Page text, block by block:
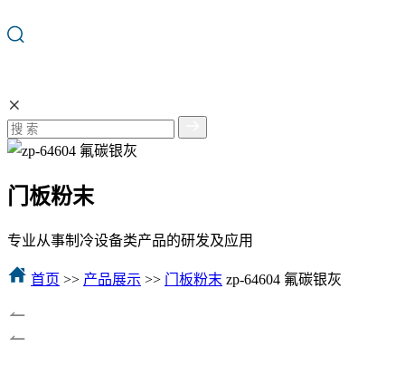
门板粉末
专业从事制冷设备类产品的研发及应用
首页 >> 产品展示 >> 门板粉末 zp-64604 氟碳银灰